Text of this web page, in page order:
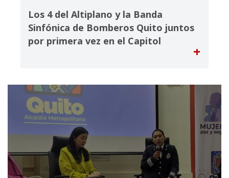
Los 4 del Altiplano y la Banda
Sinfónica de Bomberos Quito juntos
por primera vez en el Capitol
+